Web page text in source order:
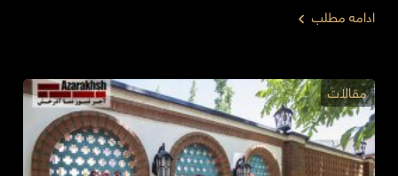
ادامه مطلب
مقالات